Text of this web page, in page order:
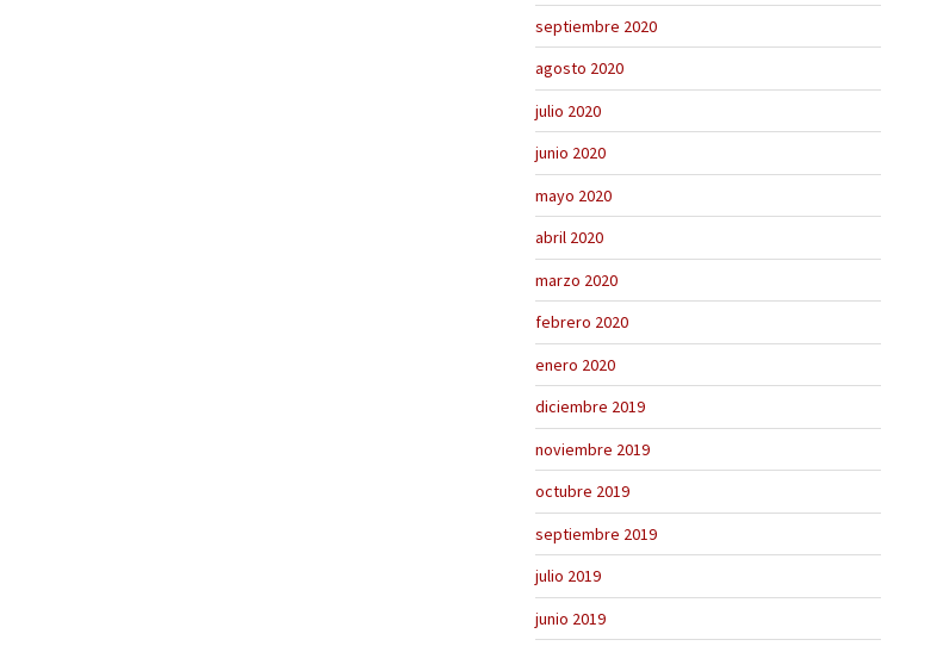
septiembre 2020
agosto 2020
julio 2020
junio 2020
mayo 2020
abril 2020
marzo 2020
febrero 2020
enero 2020
diciembre 2019
noviembre 2019
octubre 2019
septiembre 2019
julio 2019
junio 2019